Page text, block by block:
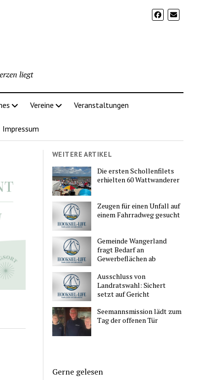
liegt
Vereine Veranstaltungen
Impressum
WEITERE ARTIKEL
Die ersten Schollenfilets
erhielten 60 Wattwanderer
Zeugen für einen Unfall auf
einem Fahrradweg gesucht
Gemeinde Wangerland
fragt Bedarf an
Gewerbeflächen ab
Ausschluss von
Landratswahl: Sichert
setzt auf Gericht
Seemannsmission lädt zum
Tag der offenen Tür
Gerne gelesen